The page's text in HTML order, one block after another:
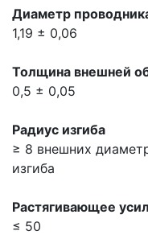
Диаметр
1,19 ± 0,06
Толщина внешней
0,5 ± 0,05
Радиус изгиба
≥ 8 внешних
изгиба
Растягивающее
≤ 50